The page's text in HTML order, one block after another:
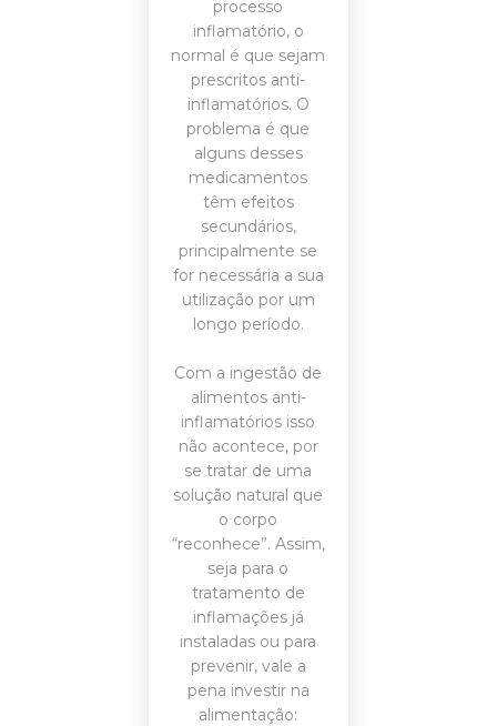
processo
inflamatório, o
normal é que sejam
prescritos anti-
inflamatórios. O
problema é que
alguns desses
medicamentos
têm efeitos
secundários,
principalmente se
for necessária a sua
utilização por um
longo período.
Com a ingestão de
alimentos anti-
inflamatórios isso
não acontece, por
se tratar de uma
solução natural que
o corpo
“reconhece”. Assim,
seja para o
tratamento de
inflamações já
instaladas ou para
prevenir, vale a
pena investir na
alimentação: